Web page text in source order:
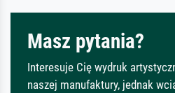
Masz pytania?
Interesuje Cię wydruk
naszej manufaktury, jednak